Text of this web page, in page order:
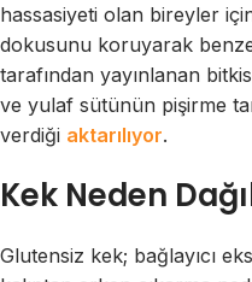
hassasiyeti olan bireyler
dokusunu koruyarak
tarafından yayınlanan
ve yulaf sütünün pişirme
verdiği aktarılıyor.
Kek Neden
Glutensiz kek; bağlayıcı